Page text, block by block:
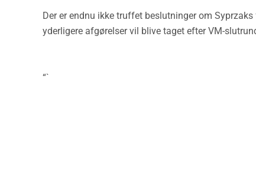
Der er endnu ikke truffet beslutninger om
yderligere afgørelser vil blive taget efter VM-
“`